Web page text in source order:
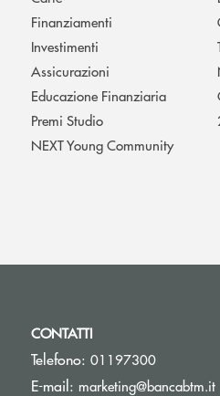
Finanziamenti
Investimenti
Assicurazioni
Educazione Finanziaria
Premi Studio
NEXT Young Community
CONTATTI
Telefono: 01197300
E-mail: marketing@bancabtm.it